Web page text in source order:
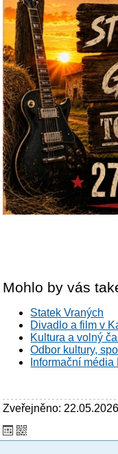
Mohlo by vás
Statek Vraných
Divadlo a film v
Kultura a volný
Odbor kultury,
Informační
Zveřejněno: 22.05.2026